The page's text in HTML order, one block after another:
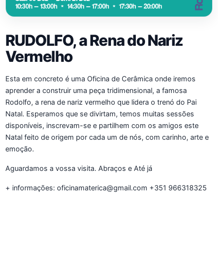
RUDOLFO, a Rena do Nariz
Vermelho
Esta em concreto é uma Oficina de Cerâmica onde iremos
aprender a construir uma peça tridimensional, a famosa
Rodolfo, a rena de nariz vermelho que lidera o trenó do Pai
Natal. Esperamos que se divirtam, temos muitas sessões
disponíveis, inscrevam-se e partilhem com os amigos este
Natal feito de origem por cada um de nós, com carinho, arte e
emoção.
Aguardamos a vossa visita. Abraços e Até já
+ informações: oficinamaterica@gmail.com +351 966318325